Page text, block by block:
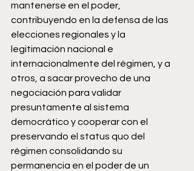
mantenerse en el poder,
contribuyendo en la defensa de las
elecciones regionales y la
legitimación nacional e
internacionalmente del régimen, y a
otros, a sacar provecho de una
negociación para validar
presuntamente al sistema
democrático y cooperar con el
preservando el status quo del
régimen consolidando su
permanencia en el poder de un